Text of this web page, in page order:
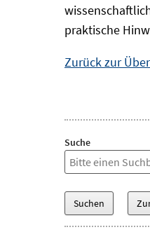
praktische
Zurück zur
Suche